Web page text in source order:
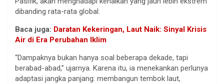
dibanding rata-rata global.
Baca juga: Daratan Kekeringan, Laut Naik: Sinyal Krisis
Air di Era Perubahan Iklim
“Dampaknya bukan hanya soal beberapa dekade, tapi
berabad-abad,” ujarnya. Karena itu, ia menekankan perlunya
adaptasi jangka panjang: membangun tembok laut,